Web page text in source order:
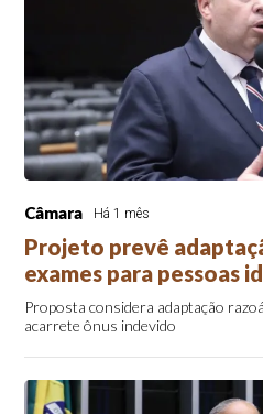
Câmara Há 1 mês
Projeto prevê
exames para pessoas
Proposta considera adaptação
acarrete ônus indevido